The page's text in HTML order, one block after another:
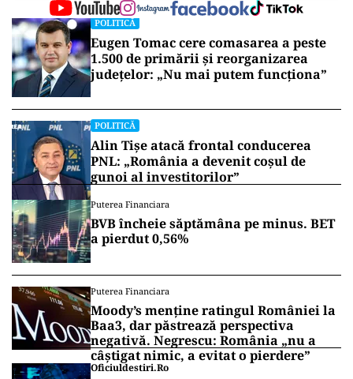
POLITICĂ
Eugen Tomac cere comasarea a peste
1.500 de primării și reorganizarea
județelor: „Nu mai putem funcționa”
POLITICĂ
Alin Tișe atacă frontal conducerea
PNL: „România a devenit coșul de
gunoi al investitorilor”
Puterea Financiara
BVB încheie săptămâna pe minus. BET
a pierdut 0,56%
Puterea Financiara
Moody’s menține ratingul României la
Baa3, dar păstrează perspectiva
negativă. Negrescu: România „nu a
câștigat nimic, a evitat o pierdere”
Oficiuldestiri.ro